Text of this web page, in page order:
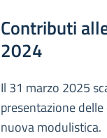
Contributi
2024
Il 31 marzo 2025
presentazione
nuova modulistica.